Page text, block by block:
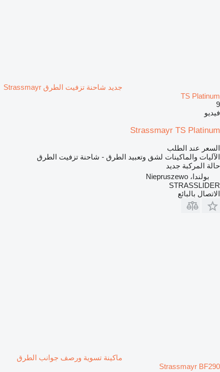
جديد شاحنة تزفيت الطرق Strassmayr
TS Platinum
9
فيديو
Strassmayr TS Platinum
السعر عند الطلب
الآليات والماكينات لشق وتعبيد الطرق - شاحنة تزفيت الطرق
حالة المركبة جديد
بولندا، Niepruszewo
STRASSLIDER
الاتصال بالبائع
ماكينة تسوية ورصف جوانب الطرق
Strassmayr BF290